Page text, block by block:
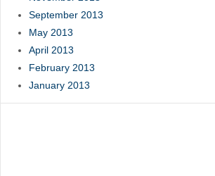
September 2013
May 2013
April 2013
February 2013
January 2013